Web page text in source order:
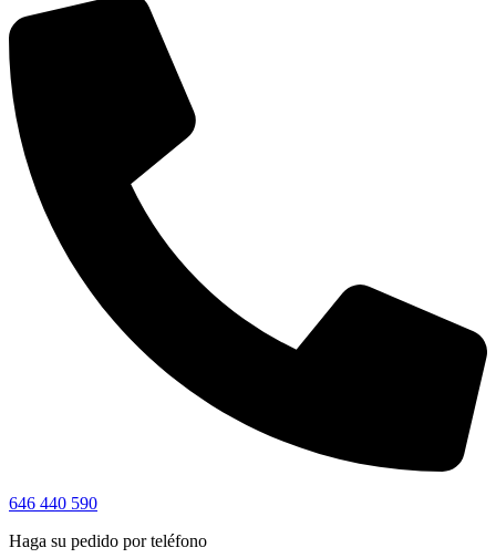
646 440 590
Haga su pedido por teléfono